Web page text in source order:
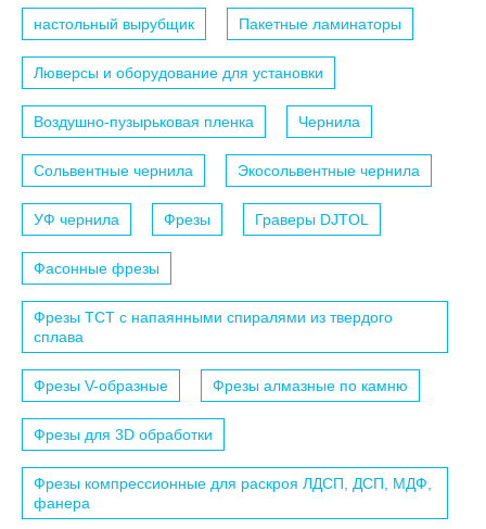
настольный вырубщик Пакетные ламинаторы
Люверсы и оборудование для установки
Воздушно-пузырьковая пленка Чернила
Сольвентные чернила Экосольвентные чернила
УФ чернила Фрезы Граверы DJTOL
Фасонные фрезы
Фрезы TCT с напаянными спиралями из твердого
сплава
Фрезы V-образные Фрезы алмазные по камню
Фрезы для 3D обработки
Фрезы компрессионные для раскроя ЛДСП, ДСП, МДФ,
фанера